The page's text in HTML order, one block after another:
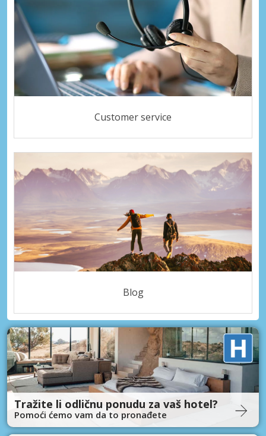
Customer service
Blog
Tražite li odličnu ponudu za vaš hotel?
Pomoći ćemo vam da to pronađete